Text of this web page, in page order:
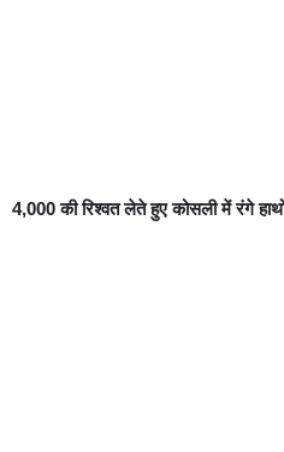
4,000 की रिश्वत लेते हुए कोसली में रंगे हाथों